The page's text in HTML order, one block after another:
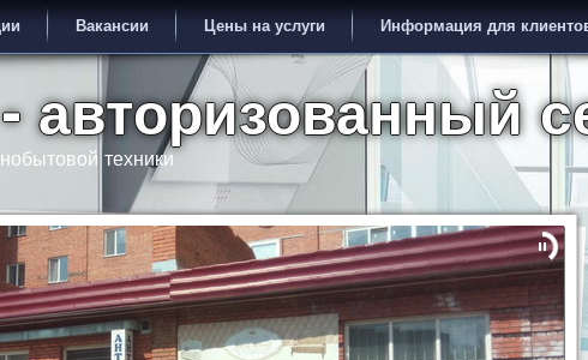
авторизованный
техники
Вакансии Цены на услуги Информация для